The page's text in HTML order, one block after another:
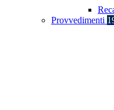
Provvedimenti